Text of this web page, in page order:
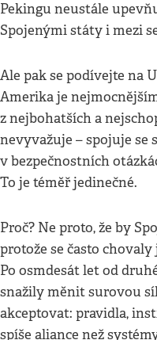
Pekingu neustále
Spojenými státy i mezi
Ale pak se podívejte na
Amerika je
z nejbohatších a
nevyvažuje – spojuje se
v bezpečnostních
To je téměř jedinečné.
Proč? Ne proto, že by
protože se často
Po osmdesát let od
snažily měnit surovou
akceptovat: pravidla,
spíše aliance než